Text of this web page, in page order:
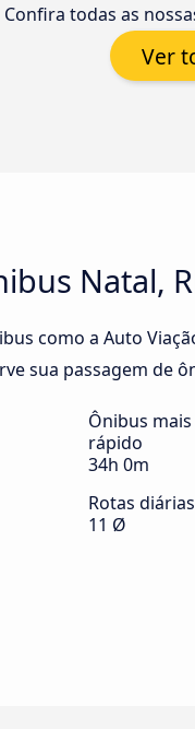
Confira todas as
Ver
Natal,
como a Auto
sua passagem de
Ônibus mais
rápido
34h 0m
Rotas diárias
11 Ø